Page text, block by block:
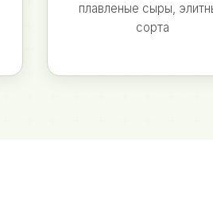
плавленые сыры,
сорта